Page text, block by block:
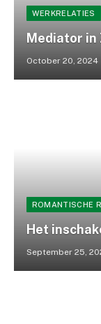
WERKRELATIES
Mediator in
October 20, 2024
ROMANTISCHE
Het
September 25,